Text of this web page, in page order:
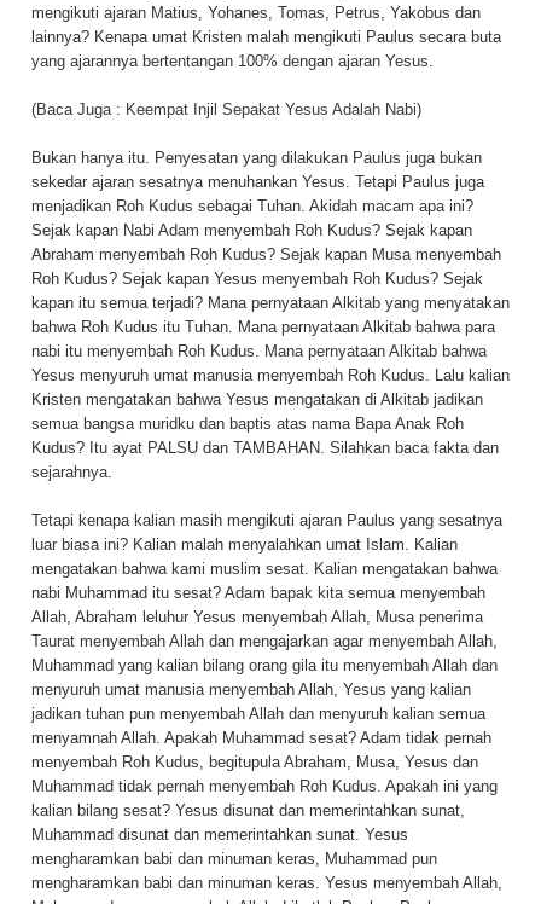
mengikuti ajaran Matius, Yohanes, Tomas, Petrus, Yakobus dan
lainnya? Kenapa umat Kristen malah mengikuti Paulus secara buta
yang ajarannya bertentangan 100% dengan ajaran Yesus.
(Baca Juga : Keempat Injil Sepakat Yesus Adalah Nabi)
Bukan hanya itu. Penyesatan yang dilakukan Paulus juga bukan
sekedar ajaran sesatnya menuhankan Yesus. Tetapi Paulus juga
menjadikan Roh Kudus sebagai Tuhan. Akidah macam apa ini?
Sejak kapan Nabi Adam menyembah Roh Kudus? Sejak kapan
Abraham menyembah Roh Kudus? Sejak kapan Musa menyembah
Roh Kudus? Sejak kapan Yesus menyembah Roh Kudus? Sejak
kapan itu semua terjadi? Mana pernyataan Alkitab yang menyatakan
bahwa Roh Kudus itu Tuhan. Mana pernyataan Alkitab bahwa para
nabi itu menyembah Roh Kudus. Mana pernyataan Alkitab bahwa
Yesus menyuruh umat manusia menyembah Roh Kudus. Lalu kalian
Kristen mengatakan bahwa Yesus mengatakan di Alkitab jadikan
semua bangsa muridku dan baptis atas nama Bapa Anak Roh
Kudus? Itu ayat PALSU dan TAMBAHAN. Silahkan baca fakta dan
sejarahnya.
Tetapi kenapa kalian masih mengikuti ajaran Paulus yang sesatnya
luar biasa ini? Kalian malah menyalahkan umat Islam. Kalian
mengatakan bahwa kami muslim sesat. Kalian mengatakan bahwa
nabi Muhammad itu sesat? Adam bapak kita semua menyembah
Allah, Abraham leluhur Yesus menyembah Allah, Musa penerima
Taurat menyembah Allah dan mengajarkan agar menyembah Allah,
Muhammad yang kalian bilang orang gila itu menyembah Allah dan
menyuruh umat manusia menyembah Allah, Yesus yang kalian
jadikan tuhan pun menyembah Allah dan menyuruh kalian semua
menyamnah Allah. Apakah Muhammad sesat? Adam tidak pernah
menyembah Roh Kudus, begitupula Abraham, Musa, Yesus dan
Muhammad tidak pernah menyembah Roh Kudus. Apakah ini yang
kalian bilang sesat? Yesus disunat dan memerintahkan sunat,
Muhammad disunat dan memerintahkan sunat. Yesus
mengharamkan babi dan minuman keras, Muhammad pun
mengharamkan babi dan minuman keras. Yesus menyembah Allah,